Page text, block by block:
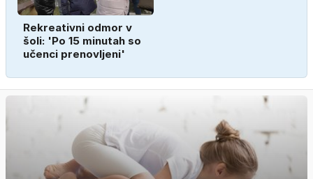
Rekreativni odmor v
šoli: 'Po 15 minutah so
učenci prenovljeni'